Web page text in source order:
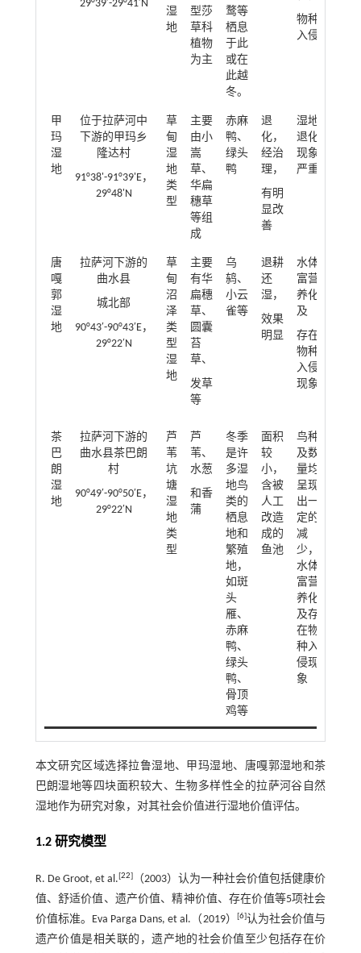
29°39′-29°41′N
湿
地
型莎
草科
植物
为主
鹜等
栖息
于此
或在
此越
冬。
物种
入侵
甲
玛
湿
地
位于拉萨河中
下游的甲玛乡
隆达村
91°38'-91°39'E，
29°48'N
草
甸
湿
地
类
型
主要
由小
嵩
草、
华扁
穗草
等组
成
赤麻
鸭、
绿头
鸭
退
化，
经治
理，
有明
显改
善
湿地
退化
现象
严重
唐
嘎
郭
湿
地
拉萨河下游的
曲水县
城北部
90°43′-90°43′E，
29°22′N
草
甸
沼
泽
类
型
湿
地
主要
有华
扁穗
草、
圆囊
苔
草、
发草
等
乌
鸫、
小云
雀等
退耕
还
湿，
效果
明显
水体
富营
养化
及
存在
物种
入侵
现象
茶
巴
朗
湿
地
拉萨河下游的
曲水县茶巴朗
村
90°49′-90°50′E，
29°22′N
芦
苇
坑
塘
湿
地
类
型
芦
苇、
水葱
和香
蒲
冬季
是许
多湿
地鸟
类的
栖息
地和
繁殖
地，
如斑
头
雁、
赤麻
鸭、
绿头
鸭、
骨顶
鸡等
面积
较
小，
含被
人工
改造
成的
鱼池
鸟种
及数
量均
呈现
出一
定的
减
少，
水体
富营
养化
及存
在物
种入
侵现
象
本文研究区域选择拉鲁湿地、甲玛湿地、唐嘎郭湿地和茶
巴朗湿地等四块面积较大、生物多样性全的拉萨河谷自然
湿地作为研究对象，对其社会价值进行湿地价值评估。
1.2 研究模型
R. De Groot, et al.[22]（2003）认为一种社会价值包括健康价
值、舒适价值、遗产价值、精神价值、存在价值等5项社会
价值标准。Eva Parga Dans, et al.（2019）
[6]认为社会价值与
遗产价值是相关联的，遗产地的社会价值至少包括存在价